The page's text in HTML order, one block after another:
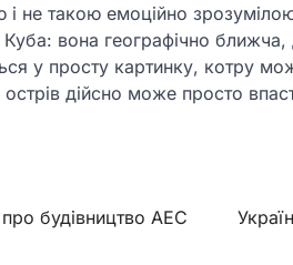
не такою емоційно
вона географічно ближча,
у просту картинку, котру
дійсно може просто
про будівництво АЕС